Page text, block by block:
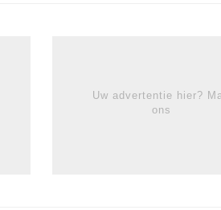
Uw advertentie hier?
ons